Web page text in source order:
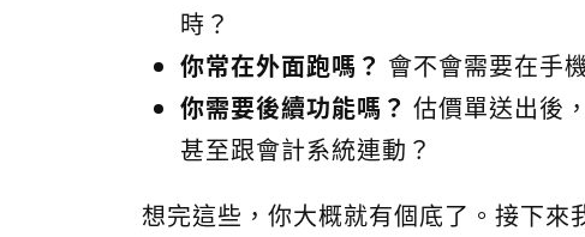
時？
你常在外面跑嗎？ 會不會需要在手
你需要後續功能嗎？ 估價單送出後
甚至跟會計系統連動？
想完這些，你大概就有個底了。接下